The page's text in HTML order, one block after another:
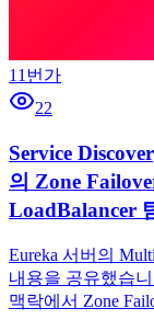
11번가
22
Service
의 Zone
LoadBalancer
Eureka 서버의
내용을 공유했습
맥락에서 Zone